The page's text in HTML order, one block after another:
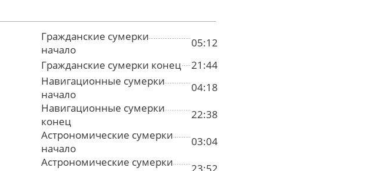
Гражданские сумерки
начало
05:12
Гражданские сумерки конец
21:44
Навигационные сумерки
начало
04:18
Навигационные сумерки
конец
22:38
Астрономические сумерки
начало
03:04
Астрономические сумерки
23:52